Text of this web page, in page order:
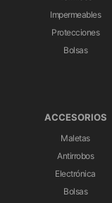
Impermeables
Protecciones
Bolsas
ACCESORIOS
Maletas
Antirrobos
Electrónica
Bolsas